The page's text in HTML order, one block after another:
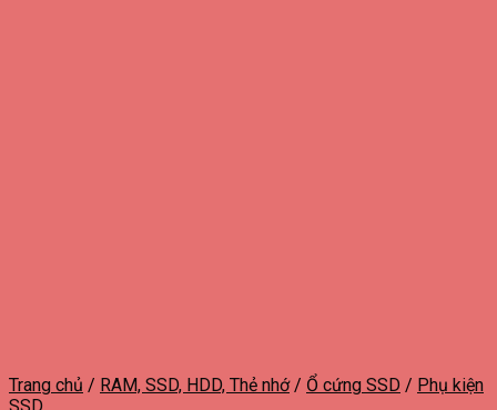
Trang chủ / RAM, SSD, HDD, Thẻ nhớ / Ổ cứng SSD / Phụ kiện